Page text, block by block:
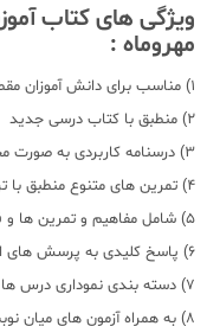
ویژگی های کتاب
مهروماه :
1) مناسب برای دانش آموزان مقطع یازدهم رشته ریاضی
2) منطبق با کتاب درسی جدید
3) درسنامه کاربردی به صورت مختصر و مفید
4) تمرین های متنوع منطبق با ترتیب کتاب درسی
5) شامل مفاهیم و تمرین ها و فعالیت های کتاب درسی
6) پاسخ کلیدی به پرسش های ارائه شده در کتاب و ارائه جواب آخر
7) دسته بندی نموداری درس ها برای موقعیت یابی دقیق
8) به همراه آزمون های میان نوبت و پایان نوبت مدارس